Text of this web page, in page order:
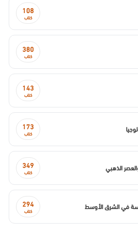
108
كتاب
380
كتاب
143
كتاب
173
كتاب
الذهبي 349
كتاب
في الشرق الأوسط 294
كتاب